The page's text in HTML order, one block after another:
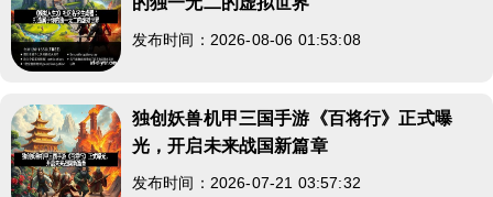
发布时间：2026-08-06 01:53:08
独创妖兽机甲三国手游《百将行》正式曝
光，开启未来战国新篇章
发布时间：2026-07-21 03:57:32